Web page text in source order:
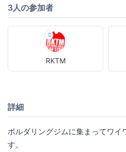
3人の参加者
RKTM
詳細
ボルダリングジムに集まってワイ
す。